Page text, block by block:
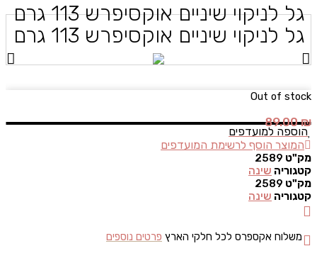
גל לניקוי שיניים אוקסיפרש 113 גרם
גל לניקוי שיניים אוקסיפרש 113 גרם
Out of stock
89.00₪
הוספה למועדפים
המוצר הוסף לרשימת המועדפים
מק"ט 2589
קטגוריה שינה
מק"ט 2589
קטגוריה שינה
משלוח אקספרס לכל חלקי הארץ פרטים נוספים